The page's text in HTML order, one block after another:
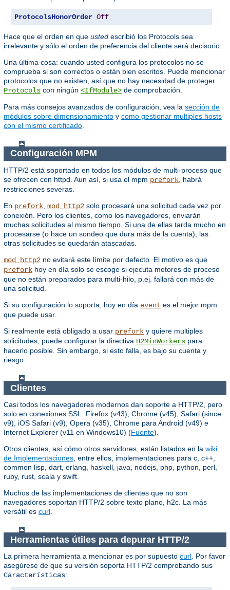
ProtocolsHonorOrder Off
Hace que el orden en que usted escribió los Protocols sea
irrelevante y sólo el orden de preferencia del cliente será decisorio.
Una última cosa: cuando usted configura los protocolos no se
comprueba si son correctos o están bien escritos. Puede mencionar
protocolos que no existen, así que no hay necesidad de proteger
Protocols con ningún <IfModule> de comprobación.
Para más consejos avanzados de configuración, vea la sección de
módulos sobre dimensionamiento y como gestionar multiples hosts
con el mismo certificado
Configuración MPM
HTTP/2 está soportado en todos los módulos de multi-proceso que
se ofrecen con httpd. Aun así, si usa el mpm prefork , habrá
restricciones severas.
En prefork mod_http2 solo procesará una solicitud cada vez por
conexión. Pero los clientes, como los navegadores, enviarán
muchas solicitudes al mismo tiempo. Si una de ellas tarda mucho en
procesarse (o hace un sondeo que dura más de la cuenta), las
otras solicitudes se quedarán atascadas.
mod_http2 no evitará este límite por defecto. El motivo es que
prefork hoy en día solo se escoge si ejecuta motores de proceso
que no están preparados para multi-hilo, p.ej. fallará con más de
una solicitud.
Si su configuración lo soporta, hoy en día event es el mejor mpm
que puede usar.
Si realmente está obligado a usar prefork y quiere multiples
solicitudes, puede configurar la directiva H2MinWorkers para
hacerlo posible. Sin embargo, si esto falla, es bajo su cuenta y
riesgo.
Clientes
Casi todos los navegadores modernos dan soporte a HTTP/2, pero
solo en conexiones SSL: Firefox (v43), Chrome (v45), Safari (since
v9), iOS Safari (v9), Opera (v35), Chrome para Android (v49) e
Internet Explorer (v11 en Windows10) (Fuente).
Otros clientes, así cómo otros servidores, están listados en la wiki
de Implementaciones , entre ellos, implementaciones para c, c++,
common lisp, dart, erlang, haskell, java, nodejs, php, python, perl,
ruby, rust, scala y swift.
Muchos de las implementaciones de clientes que no son
navegadores soportan HTTP/2 sobre texto plano, h2c. La más
versátil es curl
Herramientas útiles para depurar HTTP/2
La primera herramienta a mencionar es por supuesto curl. Por favor
asegúrese de que su versión soporta HTTP/2 comprobando sus
Características: